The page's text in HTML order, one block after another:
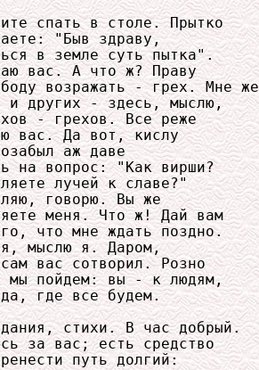
спать в столе. Прытко
"Быв здраву,
в земле суть пытка".
вас. А что ж? Праву
возражать - грех. Мне же
и других - здесь, мыслю,
- грехов. Все реже
вас. Да вот, кислу
аж даве
на вопрос: "Как вирши?
лучей к славе?"
говорю. Вы же
меня. Что ж! Дай вам
что мне ждать поздно.
мыслю я. Даром,
вас сотворил. Розно
мы пойдем: вы - к людям,
где все будем.
стихи. В час добрый.
за вас; есть средство
путь долгий: